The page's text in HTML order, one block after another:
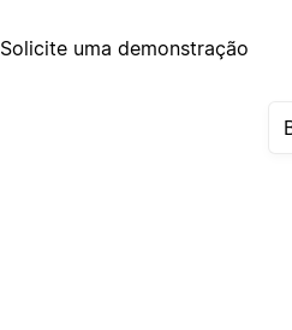
Solicite uma demonstração